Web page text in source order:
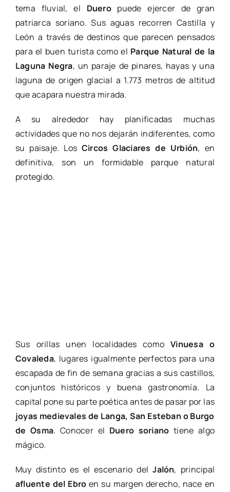
tema fluvial, el Dueropuede ejercer de gran
patriarca soriano. Sus aguas recorren Castilla y
León a través de destinos que parecen pensados
para el buen turista como el Parque Natural de la
Laguna Negra, un paraje de pinares, hayas y una
laguna de origen glacial a 1.773 metros de altitud
que acapara nuestra mirada.
A su alrededor hay planificadas muchas
actividades que no nos dejarán indiferentes, como
su paisaje. Los Circos Glaciares de Urbión, en
definitiva, son un formidable parque natural
protegido.
Sus orillas unen localidades comoVinuesa o
Covaleda, lugares igualmente perfectos para una
escapada de fin de semana gracias a sus castillos,
conjuntos históricos y buena gastronomía. La
capital pone su parte poética antes de pasar por las
joyas medievales de Langa, San Esteban o Burgo
de Osma. Conocer el Duero soriano tiene algo
mágico.
Muy distinto es el escenario delJalón, principal
afluente del Ebro en su margen derecho, nace en